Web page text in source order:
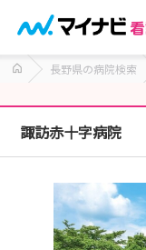
長野県の病院検索
諏訪赤十字病院